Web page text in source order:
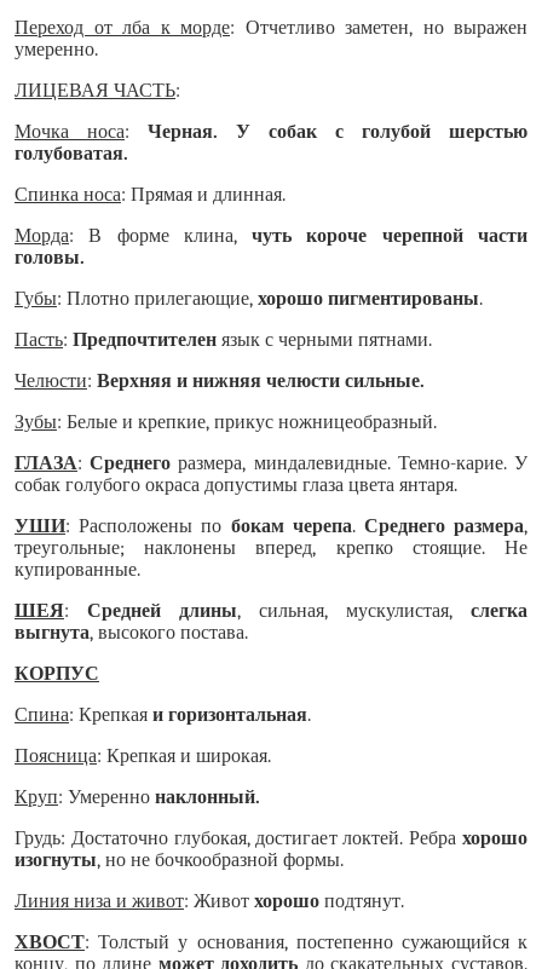
Переход от лба к морде: Отчетливо заметен, но выражен
умеренно.
ЛИЦЕВАЯ ЧАСТЬ:
Мочка носа: Черная. У собак с голубой шерстью
голубоватая.
Спинка носа: Прямая и длинная.
Морда: В форме клина,чуть короче черепной части
головы.
Губы: Плотно прилегающие, хорошо пигментированы.
Пасть: Предпочтителен язык с черными пятнами.
Челюсти: Верхняя и нижняя челюсти сильные.
Зубы: Белые и крепкие, прикус ножницеобразный.
ГЛАЗА: Среднего размера, миндалевидные. Темно-карие. У
собак голубого окраса допустимы глаза цвета янтаря.
УШИ: Расположены по бокам черепа. Среднего размера,
треугольные; наклонены вперед, крепко стоящие. Не
купированные.
ШЕЯ: Средней длины, сильная, мускулистая, слегка
выгнута, высокого постава.
КОРПУС
Спина: Крепкая и горизонтальная.
Поясница: Крепкая и широкая.
Круп: Умеренно наклонный.
Грудь: Достаточно глубокая, достигает локтей. Ребра хорошо
изогнуты, но не бочкообразной формы.
Линия низа и живот: Живот хорошо подтянут.
ХВОСТ: Толстый у основания, постепенно сужающийся к
концу, по длине может доходить до скакательных суставов.